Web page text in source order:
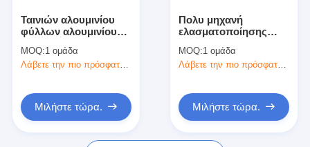
Μας ελάτε σε επαφή με
Μηχανή ελασματοποίησης επιστρώματος εξώθησης
Ταινιών αλουμινίου
φύλλων αλουμινίου
τοποθέτησης σε
στρώματα ενέργεια
MOQ:1 ομάδα
Λάβετε την πιο πρόσφατη τιμή
Μιλήστε τώρα.
Πολυ μηχανή
ελασματοποίησης
αυτόματη
ελασματοποίηση
MOQ:1 ομάδα
Μιλήστε τώρα.